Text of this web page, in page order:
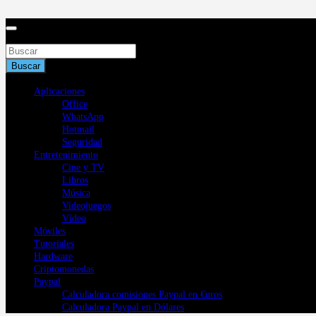
al
Buscar
Aplicaciones
Office
WhatsApp
Hotmail
Seguridad
Entretenimiento
Cine y TV
Libros
Música
Videojuegos
Vídeo
Móviles
Tutoriales
Hardware
Criptomonedas
Paypal
Calculadora comisiones Paypal en €uros
Calculadora Paypal en Dólares